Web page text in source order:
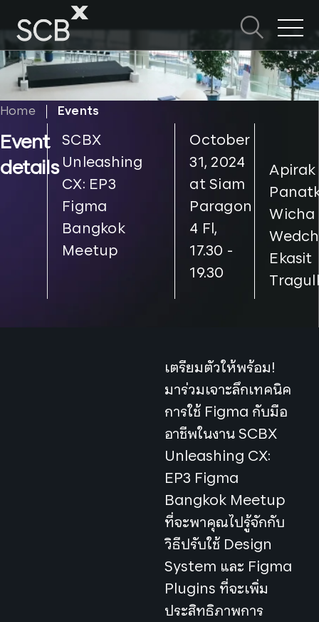
to
content
ค้นหาใน SCBX
Search
for:
Home Events
Event
details
SCBX
Unleashing
CX: EP3
Figma
Bangkok
Meetup
October
31, 2024
at Siam
Paragon
4 Fl,
17.30 -
19.30
Apirak
Wicha
Ekasit
เตรียมตัวให้พร้อม!
มาร่วมเจาะลึกเทคนิค
การใช้ Figma กับมือ
อาชีพในงาน SCBX
Unleashing CX:
EP3 Figma
Bangkok Meetup
ที่จะพาคุณไปรู้จักกับ
วิธีปรับใช้ Design
System และ Figma
Plugins ที่จะเพิ่ม
ประสิทธิภาพการ